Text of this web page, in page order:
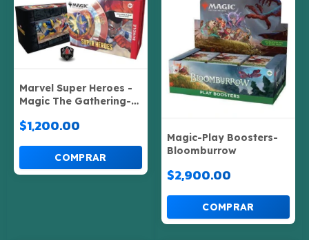
Marvel Super Heroes -
Magic The Gathering-
$1,200.00
Magic-Play Boosters-
Bloomburrow
$2,900.00